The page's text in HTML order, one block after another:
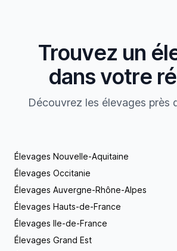
Trouvez un
dans votre
Découvrez les élevages près
Élevages Nouvelle-Aquitaine
Élevages Occitanie
Élevages Auvergne-Rhône-Alpes
Élevages Hauts-de-France
Élevages Ile-de-France
Élevages Grand Est